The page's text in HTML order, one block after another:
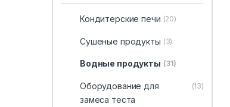
Кондитерские печи (20)
Сушеные продукты (3)
Водные продукты (31)
Оборудование для
замеса теста
(13)